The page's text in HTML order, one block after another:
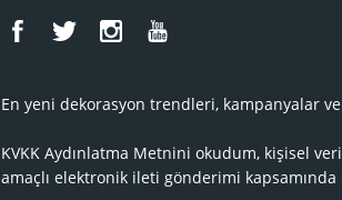
En yeni dekorasyon trendleri, kampanyalar
KVKK Aydınlatma Metnini okudum, kişisel
amaçlı elektronik ileti gönderimi kapsamında